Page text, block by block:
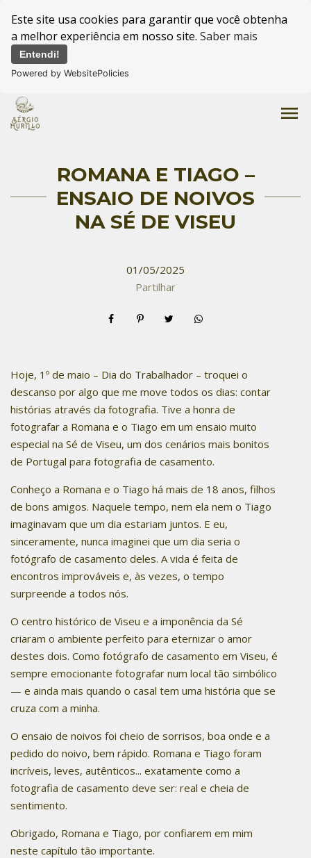
Este site usa cookies para garantir que você obtenha
a melhor experiência em nosso site. Saber mais
Entendi!
Powered by WebsitePolicies
menu
ROMANA E TIAGO –
ENSAIO DE NOIVOS
NA SÉ DE VISEU
01/05/2025
Partilhar
Hoje, 1º de maio – Dia do Trabalhador – troquei o
descanso por algo que me move todos os dias: contar
histórias através da fotografia. Tive a honra de
fotografar a Romana e o Tiago em um ensaio muito
especial na Sé de Viseu, um dos cenários mais bonitos
de Portugal para fotografia de casamento.
Conheço a Romana e o Tiago há mais de 18 anos, filhos
de bons amigos. Naquele tempo, nem ela nem o Tiago
imaginavam que um dia estariam juntos. E eu,
sinceramente, nunca imaginei que um dia seria o
fotógrafo de casamento deles. A vida é feita de
encontros improváveis e, às vezes, o tempo
surpreende a todos nós.
O centro histórico de Viseu e a imponência da Sé
criaram o ambiente perfeito para eternizar o amor
destes dois. Como fotógrafo de casamento em Viseu, é
sempre emocionante fotografar num local tão simbólico
— e ainda mais quando o casal tem uma história que se
cruza com a minha.
O ensaio de noivos foi cheio de sorrisos, boa onde e a
pedido do noivo, bem rápido. Romana e Tiago foram
incríveis, leves, autênticos... exatamente como a
fotografia de casamento deve ser: real e cheia de
sentimento.
Obrigado, Romana e Tiago, por confiarem em mim
neste capítulo tão importante.